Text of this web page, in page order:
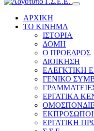
ΑΡΧΙΚΗ
ΤΟ ΚΙΝΗΜΑ
ΙΣΤΟΡΙΑ
ΔΟΜΗ
Ο ΠΡΟΕΔΡΟΣ
ΔΙΟΙΚΗΣΗ
ΕΛΕΓΚΤΙΚΗ
ΓΕΝΙΚΟ
ΕΡΓΑΤΙΚΑ
ΕΚΠΡΟΣΩΠΟΙ
ΕΡΓΑΤΙΚΗ